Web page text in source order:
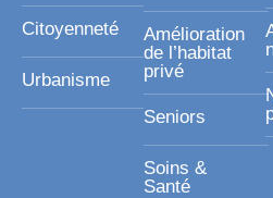
Citoyenneté
Urbanisme
Amélioration
de l’habitat
privé
Seniors
Soins &
Santé